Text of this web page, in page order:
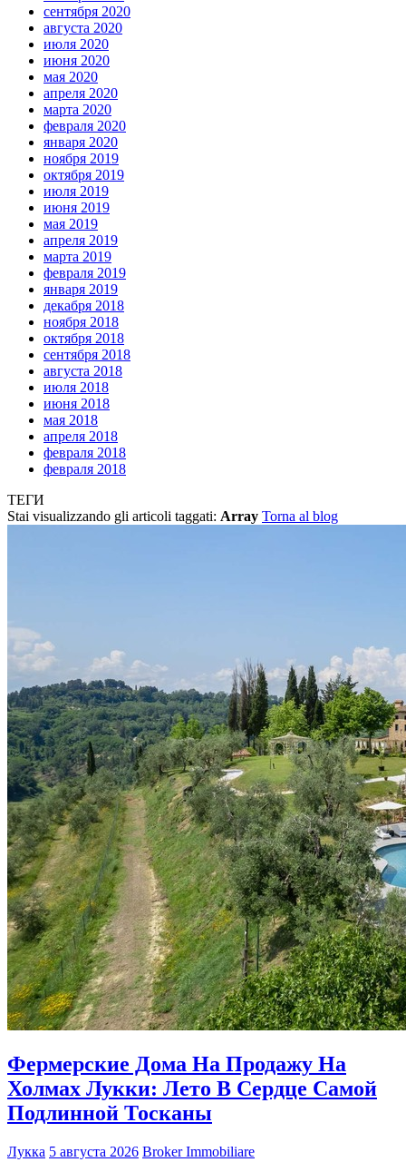
сентября 2020
августа 2020
июля 2020
июня 2020
мая 2020
апреля 2020
марта 2020
февраля 2020
января 2020
ноября 2019
октября 2019
июля 2019
июня 2019
мая 2019
апреля 2019
марта 2019
февраля 2019
января 2019
декабря 2018
ноября 2018
октября 2018
сентября 2018
августа 2018
июля 2018
июня 2018
мая 2018
апреля 2018
февраля 2018
февраля 2018
ТЕГИ
Stai visualizzando gli articoli taggati: Array Torna al blog
Фермерские Дома На Продажу На
Холмах Лукки: Лето В Сердце Самой
Подлинной Тосканы
Лукка 5 августа 2026 Broker Immobiliare